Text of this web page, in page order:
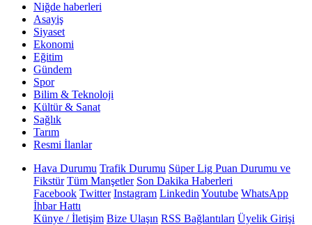
Niğde haberleri
Asayiş
Siyaset
Ekonomi
Eğitim
Gündem
Spor
Bilim & Teknoloji
Kültür & Sanat
Sağlık
Tarım
Resmi İlanlar
Hava Durumu Trafik Durumu Süper Lig Puan Durumu ve
Fikstür Tüm Manşetler Son Dakika Haberleri
Facebook Twitter Instagram Linkedin Youtube WhatsApp
İhbar Hattı
Künye / İletişim Bize Ulaşın RSS Bağlantıları Üyelik Girişi